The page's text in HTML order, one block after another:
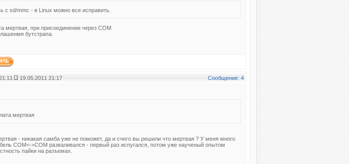
Загрузитесь с sd/mmc - в Linux можно все исправить.
мертвая, при присоединении через СОМ
бутстрапа.
19.05.2011 21:17 Сообщение: 4
мертвая
- никакая самба уже не поможет, да и счего вы решили что мертвая ? У меня много
COM<->COM разваливался - первый раз испугался, потом уже наученый опытом
пайки на разъемах.